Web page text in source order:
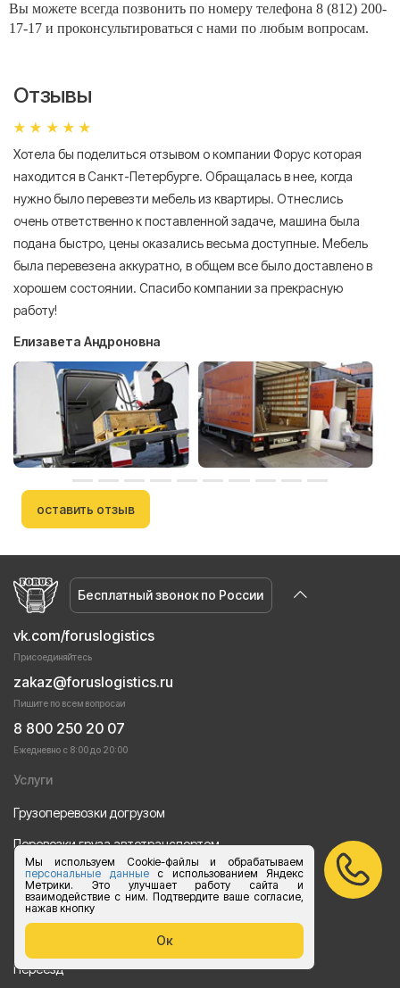
Мы используем Cookie-файлы и обрабатываем
персональные данныес использованием Яндекс
Метрики. Это улучшает работу сайта и
взаимодействие с ним. Подтвердите ваше согласие,
нажав кнопку
Ок
Вы можете всегда позвонить по номеру телефона 8 (812) 200-
17-17 и проконсультироваться с нами по любым вопросам.
Отзывы
Хотела бы поделиться отзывом о компании Форус которая
находится в Санкт-Петербурге. Обращалась в нее, когда
нужно было перевезти мебель из квартиры. Отнеслись
очень ответственно к поставленной задаче, машина была
подана быстро, цены оказались весьма доступные. Мебель
была перевезена аккуратно, в общем все было доставлено в
хорошем состоянии. Спасибо компании за прекрасную
работу!
Елизавета Андроновна
оставить отзыв
Бесплатный звонок по России
vk.com/foruslogistics
Присоединяйтесь
zakaz@foruslogistics.ru
Пишите по всем вопросаи
8 800 250 20 07
Ежедневно с 8:00 до 20:00
Услуги
Грузоперевозки догрузом
Перевозки груза автотранспортом
Перевозки строительных материалов
Перевозка оборудования
Перевозка продуктов питания
Переезд